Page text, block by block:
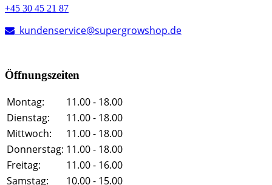
+45 30 45 21 87
kundenservice@supergrowshop.de
Öffnungszeiten
Montag:
11.00 - 18.00
Dienstag:
11.00 - 18.00
Mittwoch:
11.00 - 18.00
Donnerstag: 11.00 - 18.00
Freitag:
11.00 - 16.00
Samstag:
10.00 - 15.00